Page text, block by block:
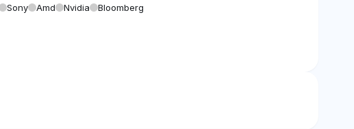
Sony Amd Nvidia Bloomberg